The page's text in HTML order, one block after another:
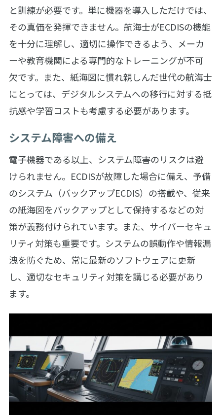
と訓練が必要です。単に機器を導入しただけでは、
その真価を発揮できません。航海士がECDISの機能
を十分に理解し、適切に操作できるよう、メーカ
ーや教育機関による専門的なトレーニングが不可
欠です。また、紙海図に慣れ親しんだ世代の航海士
にとっては、デジタルシステムへの移行に対する抵
抗感や学習コストも考慮する必要があります。
システム障害への備え
電子機器である以上、システム障害のリスクは避
けられません。ECDISが故障した場合に備え、予備
のシステム（バックアップECDIS）の搭載や、従来
の紙海図をバックアップとして保持するなどの対
策が義務付けられています。また、サイバーセキュ
リティ対策も重要です。システムの誤動作や情報漏
洩を防ぐため、常に最新のソフトウェアに更新
し、適切なセキュリティ対策を講じる必要があり
ます。